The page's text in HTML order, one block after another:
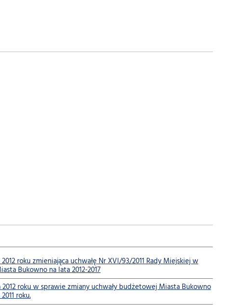
roku zmieniająca uchwałę Nr XVI/93/2011 Rady Miejskiej w
Bukowno na lata 2012-2017
roku w sprawie zmiany uchwały budżetowej Miasta Bukowno
roku.